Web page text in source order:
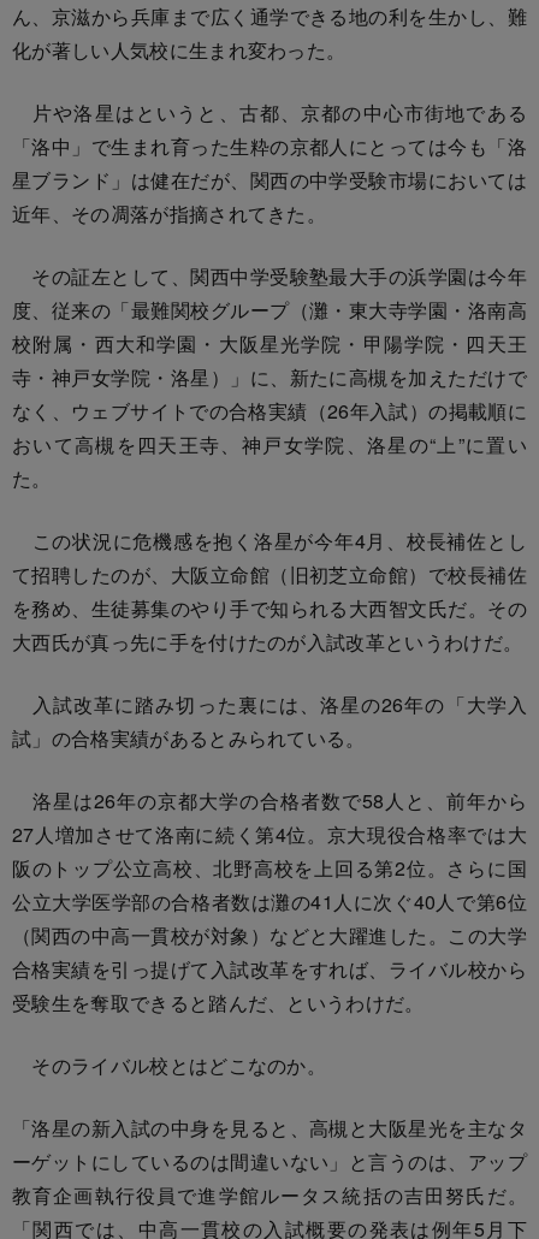
ん、京滋から兵庫まで広く通学できる地の利を生かし、難
化が著しい人気校に生まれ変わった。
片や洛星はというと、古都、京都の中心市街地である
「洛中」で生まれ育った生粋の京都人にとっては今も「洛
星ブランド」は健在だが、関西の中学受験市場においては
近年、その凋落が指摘されてきた。
その証左として、関西中学受験塾最大手の浜学園は今年
度、従来の「最難関校グループ（灘・東大寺学園・洛南高
校附属・西大和学園・大阪星光学院・甲陽学院・四天王
寺・神戸女学院・洛星）」に、新たに高槻を加えただけで
なく、ウェブサイトでの合格実績（26年入試）の掲載順に
おいて高槻を四天王寺、神戸女学院、洛星の“上”に置い
た。
この状況に危機感を抱く洛星が今年4月、校長補佐とし
て招聘したのが、大阪立命館（旧初芝立命館）で校長補佐
を務め、生徒募集のやり手で知られる大西智文氏だ。その
大西氏が真っ先に手を付けたのが入試改革というわけだ。
入試改革に踏み切った裏には、洛星の26年の「大学入
試」の合格実績があるとみられている。
洛星は26年の京都大学の合格者数で58人と、前年から
27人増加させて洛南に続く第4位。京大現役合格率では大
阪のトップ公立高校、北野高校を上回る第2位。さらに国
公立大学医学部の合格者数は灘の41人に次ぐ40人で第6位
（関西の中高一貫校が対象）などと大躍進した。この大学
合格実績を引っ提げて入試改革をすれば、ライバル校から
受験生を奪取できると踏んだ、というわけだ。
そのライバル校とはどこなのか。
「洛星の新入試の中身を見ると、高槻と大阪星光を主なタ
ーゲットにしているのは間違いない」と言うのは、アップ
教育企画執行役員で進学館ルータス統括の吉田努氏だ。
「関西では、中高一貫校の入試概要の発表は例年5月下